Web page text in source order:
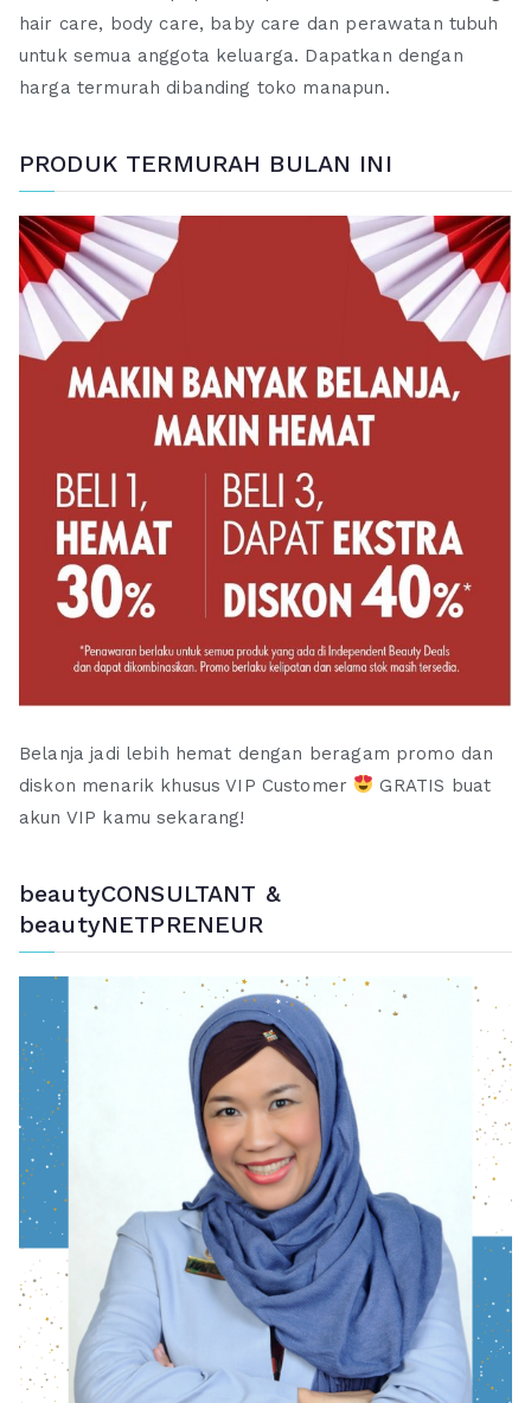
hair care, body care, baby care dan perawatan tubuh
untuk semua anggota keluarga. Dapatkan dengan
harga termurah dibanding toko manapun.
PRODUK TERMURAH BULAN INI
Belanja jadi lebih hemat dengan beragam promo dan
diskon menarik khusus VIP Customer
GRATIS buat
akun VIP kamu sekarang!
beautyCONSULTANT &
beautyNETPRENEUR